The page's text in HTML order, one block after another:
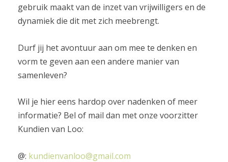
gebruik maakt van de inzet van vrijwilligers en de
dynamiek die dit met zich meebrengt.
Durf jij het avontuur aan om mee te denken en
vorm te geven aan een andere manier van
samenleven?
Wil je hier eens hardop over nadenken of meer
informatie? Bel of mail dan met onze voorzitter
Kundien van Loo:
@: kundienvanloo@gmail.com